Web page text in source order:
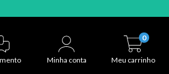
Minha conta Meu carrinho
0